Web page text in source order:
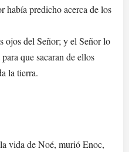
había predicho acerca de los
ojos del Señor; y el Señor lo
que sacaran de ellos
la tierra.
vida de Noé, murió Enoc,